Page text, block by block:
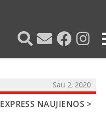
Sau 2, 2020
EXPRESS NAUJIENOS >